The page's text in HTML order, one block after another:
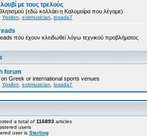
με τους τρελούς
(εδώ κολλάει η Καλομοίρα που λέγαμε)
Ypsilon exitmusician losada7
που έχουν κλειδωθεί λόγω τεχνικού προβλήματος
forum
Greek or international sports venues
Ypsilon exitmusician losada7
a total of 116893 articles
users
user is Sterling